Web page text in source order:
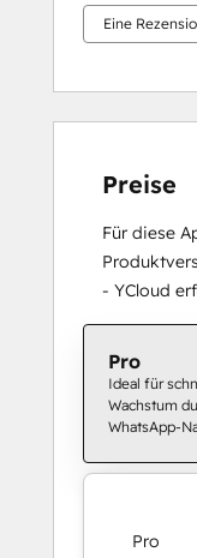
Eine
Preise
Für diese
- YCloud
Pro
Ideal für
Wachstum
WhatsApp-
Pro